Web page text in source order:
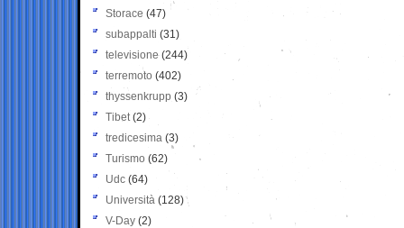
Storace (47)
subappalti (31)
televisione(244)
terremoto (402)
thyssenkrupp (3)
Tibet(2)
tredicesima (3)
Turismo (62)
Udc (64)
Università (128)
V-Day (2)